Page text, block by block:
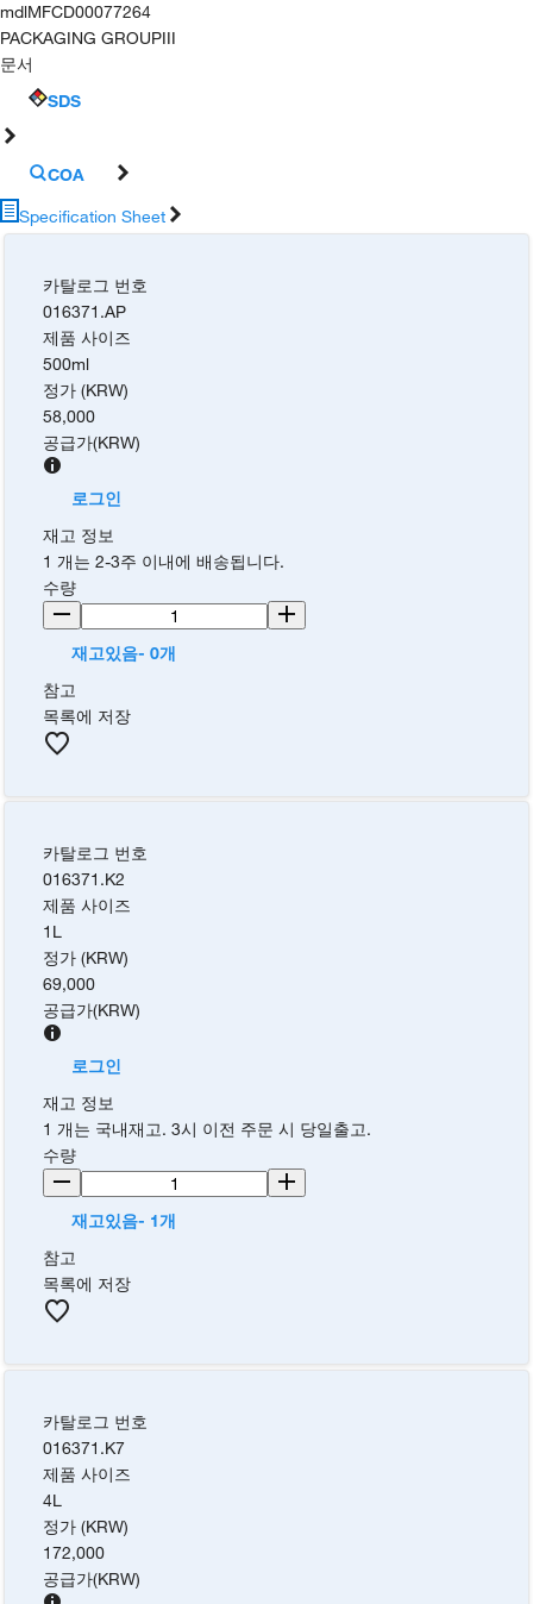
mdlMFCD00077264
PACKAGING GROUPIII
문서
SDS
COA
Specification Sheet
카탈로그 번호
016371.AP
제품 사이즈
500ml
정가 (KRW)
58,000
공급가(KRW)
로그인
재고 정보
1 개는 2-3주 이내에 배송됩니다.
수량
재고있음- 0개
참고
목록에 저장
카탈로그 번호
016371.K2
제품 사이즈
1L
정가 (KRW)
69,000
공급가(KRW)
로그인
재고 정보
1 개는 국내재고. 3시 이전 주문 시 당일출고.
수량
재고있음- 1개
참고
목록에 저장
카탈로그 번호
016371.K7
제품 사이즈
4L
정가 (KRW)
172,000
공급가(KRW)